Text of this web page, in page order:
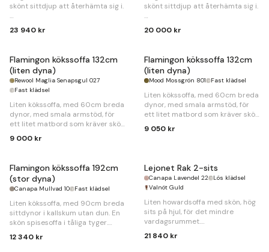
skönt sittdjup att återhämta sig i.
23 940 kr
skönt sittdjup att återhämta sig i.
20 000 kr
Flamingon kökssoffa 132cm
(liten dyna)
Rewool Maglia Senapsgul 027
Fast klädsel
Liten kökssoffa, med 60cm breda
dynor, med smala armstöd, för
ett litet matbord som kräver skön
9 000 kr
Flamingon kökssoffa 132cm
(liten dyna)
Mood Mossgrön 801 Fast klädsel
Liten kökssoffa, med 60cm breda
dynor, med smala armstöd, för
ett litet matbord som kräver skön
9 050 kr
Flamingon kökssoffa 192cm
(stor dyna)
Canapa Mullvad 10 Fast klädsel
Liten kökssoffa, med 90cm breda
sittdynor i kallskum utan dun. En
skön spisesoffa i tåliga tyger.
B192 x D58 x
12 340 kr
Lejonet Rak 2-sits
Canapa Lavendel 22
Lös klädsel
Valnöt Guld
Liten howardsoffa med skön, hög
sits på hjul, för det mindre
vardagsrummet.
B160 x D
21 840 kr